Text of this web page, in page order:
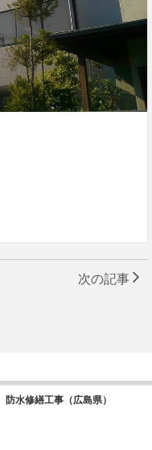
次の記事
水修繕工事（広島県）